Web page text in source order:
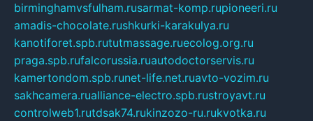
birminghamvsfulham.rusarmat-komp.rupioneeri.ru
amadis-chocolate.rushkurki-karakulya.ru
kanotiforet.spb.rututmassage.ruecolog.org.ru
praga.spb.rufalcorussia.ruautodoctorservis.ru
kamertondom.spb.runet-life.net.ruavto-vozim.ru
sakhcamera.rualliance-electro.spb.rustroyavt.ru
controlweb1.rutdsak74.rukinzozo-ru.rukvotka.ru